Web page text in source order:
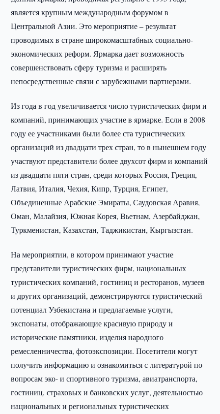
является крупным международным форумом в
Центральной Азии. Это мероприятие – результат
проводимых в стране широкомасштабных социально-
экономических реформ. Ярмарка дает возможность
совершенствовать сферу туризма и расширять
непосредственные связи с зарубежными партнерами.
Из года в год увеличивается число туристических фирм и
компаний, принимающих участие в ярмарке. Если в 2008
году ее участниками были более ста туристических
организаций из двадцати трех стран, то в нынешнем году
участвуют представители более двухсот фирм и компаний
из двадцати пяти стран, среди которых Россия, Греция,
Латвия, Италия, Чехия, Кипр, Турция, Египет,
Объединенные Арабские Эмираты, Саудовская Аравия,
Оман, Малайзия, Южная Корея, Вьетнам, Азербайджан,
Туркменистан, Казахстан, Таджикистан, Кыргызстан.
На мероприятии, в котором принимают участие
представители туристических фирм, национальных
туристических компаний, гостиниц и ресторанов, музеев
и других организаций, демонстрируются туристический
потенциал Узбекистана и предлагаемые услуги,
экспонаты, отображающие красивую природу и
исторические памятники, изделия народного
ремесленничества, фотоэкспозиции. Посетители могут
получить информацию и ознакомиться с литературой по
вопросам эко- и спортивного туризма, авиатранспорта,
гостиниц, страховых и банковских услуг, деятельностью
национальных и региональных туристических